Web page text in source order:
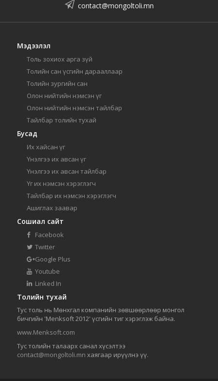
contact@mongoltoli.mn
Мэдээлэл
Толь зохиох арга зүй
Толийн сан үсгийн дарааллаар
Толийн зургийн сан
Олон нийтийн нэмсэн үг
Олон нийтийн нэмсэн тайлбар
Тайлбар толийн тухай
Бусад
Их хайсан үг
Үнэлгээ их авсан үг
Үнэлгээ их авсан тайлбар
Үг их нэмсэн хэрэглэгч
Тайлбар их нэмсэн хэрэглэгч
Ашиглах заавар
Сошиал сайт
Facebook
Twitter
Google Plus
Youtube
Linked In
Толийн тухай
Тус толь нь Мөнхгал компанийн зөвшөөрлөөр монгол
бичгийн 'Menksoft 2012' үсгийн тиг хэрэглэж байна.
www.Menksoft.com
Тус толийн талаарх санал хүсэлтээ
contact@mongoltoli.mn хаягаар ирүүлнэ үү.